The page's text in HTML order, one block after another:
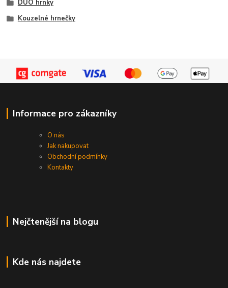
DUO hrnky
Kouzelné hrnečky
Informace pro zákazníky
O nás
Jak nakupovat
Obchodní podmínky
Kontakty
Nejčtenější na blogu
Kde nás najdete